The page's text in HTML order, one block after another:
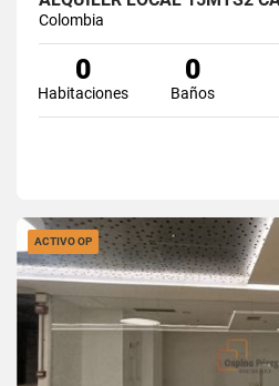
Colombia
0
Habitaciones
0
Baños
ACTIVO OP